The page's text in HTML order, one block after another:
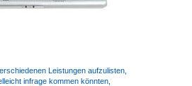
Leistungen aufzulisten,
infrage kommen könnten,